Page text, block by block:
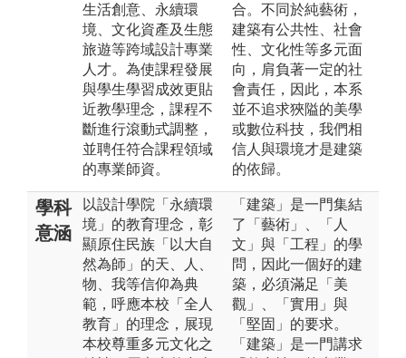
生活創意、永續環
境、文化資產及生態
旅遊等跨域設計專業
人才。為使課程發展
與學生學習成效更貼
近教學理念，課程不
斷進行滾動式調整，
並聘任符合課程領域
的專業師資。
合。不同於純藝術，
建築有公共性、社會
性、文化性等多元面
向，肩負著一定的社
會責任，因此，本系
並不追求狹隘的美學
或數位科技，我們相
信人與環境才是建築
的依歸。
學科
意涵
以設計學院「永續環
境」的教育理念，彰
顯原住民族「以大自
然為師」的天、人、
物、我等信仰為典
範，呼應本校「全人
教育」的理念，展現
本校尊重多元文化之
「建築」是一門集結
了「藝術」、「人
文」與「工程」的學
問，因此一個好的建
築，必須滿足「美
觀」、「實用」與
「堅固」的要求。
「建築」是一門講求